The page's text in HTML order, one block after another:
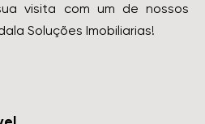
visita com um de nossos
Soluções Imobiliarias!